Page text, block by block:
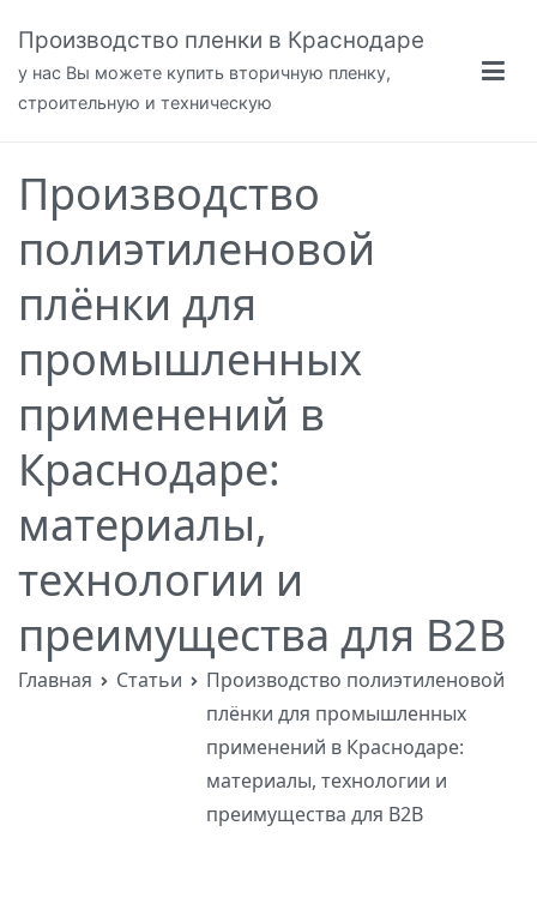
содержимому
Производство пленки в Краснодаре
у нас Вы можете купить вторичную пленку,
строительную и техническую
Производство
полиэтиленовой
плёнки для
промышленных
применений в
Краснодаре:
материалы,
технологии и
преимущества для B2B
Главная Статьи
Производство полиэтиленовой
плёнки для промышленных
применений в Краснодаре:
материалы, технологии и
преимущества для B2B